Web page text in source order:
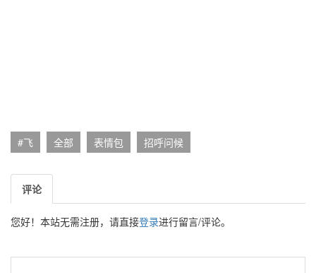
#飞 全部 表情包 招呼问候
评论
您好！本站无需注册，请直接登录进行留言/评论。